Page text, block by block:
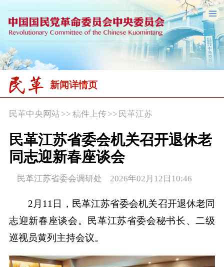
新闻详情页
民革中央网站>> 稿件上传 >> 民革江苏
民革江苏省委会机关召开退休老
同志迎新春座谈会
民革江苏省委会调研处 2026年02月12日10:46
2月11日，民革江苏省委会机关召开退休老同
志迎新春座谈会。民革江苏省委会秘书长、二级
巡视员黄列主持会议。